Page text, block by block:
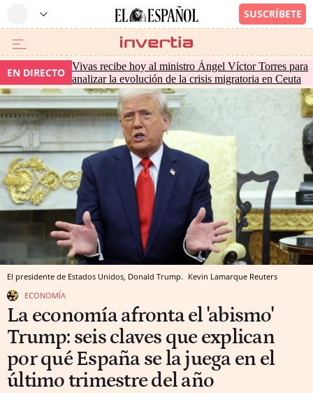
EN DIRECTO Vivas recibe hoy al ministro Ángel Víctor Torres para
analizar la evolución de la crisis migratoria en Ceuta
El presidente de Estados Unidos, Donald Trump. Kevin Lamarque Reuters
ECONOMÍA
La economía afronta el 'abismo'
Trump: seis claves que explican
por qué España se la juega en el
último trimestre del año